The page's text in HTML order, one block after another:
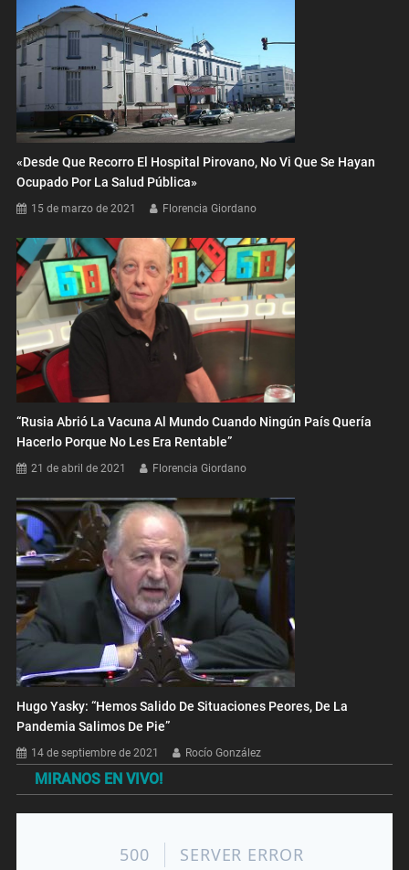
«Desde Que Recorro El Hospital Pirovano, No Vi Que Se Hayan
Ocupado Por La Salud Pública»
15 de marzo de 2021 Florencia Giordano
“Rusia Abrió La Vacuna Al Mundo Cuando Ningún País Quería
Hacerlo Porque No Les Era Rentable”
21 de abril de 2021 Florencia Giordano
Hugo Yasky: “Hemos Salido De Situaciones Peores, De La
Pandemia Salimos De Pie”
14 de septiembre de 2021 Rocío González
MIRANOS EN VIVO!